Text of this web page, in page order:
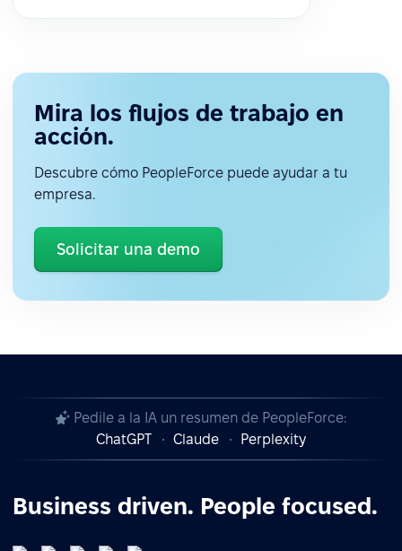
Mira los flujos de trabajo en
acción.
Descubre cómo PeopleForce puede ayudar a tu
empresa.
Solicitar una demo
Pedile a la IA un resumen de PeopleForce:
ChatGPT
Claude Perplexity
Business driven. People focused.